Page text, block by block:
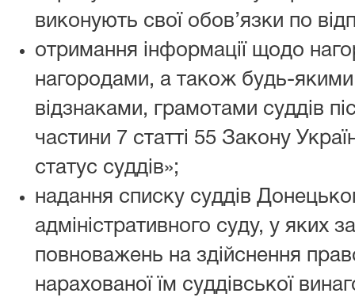
виконують свої обов’язки по
отримання інформації щодо
нагородами, а також будь-
відзнаками, грамотами суддів
частини 7 статті 55 Закону
статус суддів»;
надання списку суддів
адміністративного суду, у яких
повноважень на здійснення
нарахованої їм суддівської